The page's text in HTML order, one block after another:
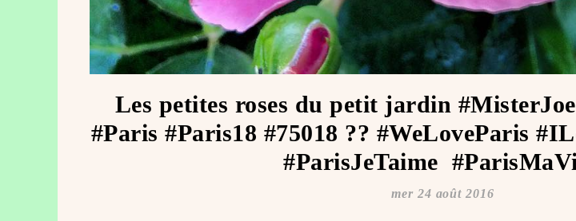
Les petites roses du petit jardin
#Paris #Paris18 #75018 ?? #WeLoveParis
#ParisJeTaime
mer 24 août 2016